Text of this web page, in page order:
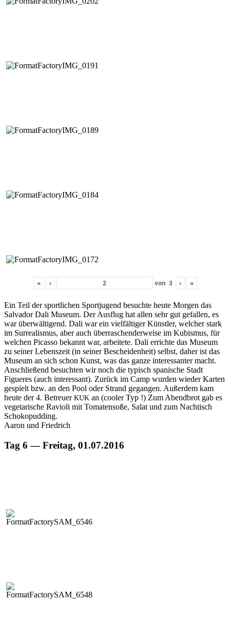
« ‹ von 3 › »
Ein Teil der sportlichen Sportju­gend besuchte heute Mor­gen das
Sal­vador Dali Muse­um. Der Aus­flug hat allen sehr gut gefall­en, es
war über­wälti­gend. Dali war ein vielfältiger Kün­stler, welch­er stark
im Sur­re­al­is­mus, aber auch über­raschen­der­weise im Kubis­mus, für
welchen Picas­so bekan­nt war, arbeit­ete. Dali errichte das Muse­um
zu sein­er Leben­szeit (in sein­er Beschei­den­heit) selb­st, daher ist das
Muse­um an sich schon Kun­st, was das ganze inter­es­san­ter macht.
Anschließend besucht­en wir noch die typ­isch spanis­che Stadt
Figueres (auch inter­es­sant). Zurück im Camp wur­den wieder Karten
gespielt bzw. an den Pool oder Strand gegan­gen. Außer­dem kam
heute der 4. BetreuerKUK an (cool­er Typ !) Zum Abend­brot gab es
veg­e­tarische Ravi­o­li mit Tomaten­soße, Salat und zum Nachtisch
Schokopudding.
Aaron und Friedrich
Tag 6 — Freitag, 01.07.2016